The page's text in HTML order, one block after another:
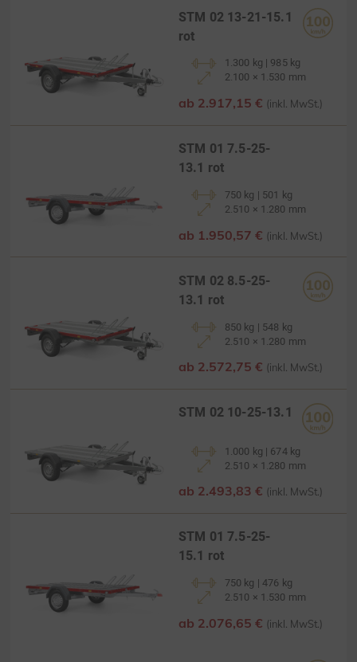
STM 02 13-21-15.1
rot
1.300 kg | 985 kg
2.100 × 1.530 mm
ab 2.917,15 € (inkl. MwSt.)
STM 01 7.5-25-
13.1 rot
750 kg | 501 kg
2.510 × 1.280 mm
ab 1.950,57 € (inkl. MwSt.)
STM 02 8.5-25-
13.1 rot
850 kg | 548 kg
2.510 × 1.280 mm
ab 2.572,75 € (inkl. MwSt.)
STM 02 10-25-13.1
1.000 kg | 674 kg
2.510 × 1.280 mm
ab 2.493,83 € (inkl. MwSt.)
STM 01 7.5-25-
15.1 rot
750 kg | 476 kg
2.510 × 1.530 mm
ab 2.076,65 € (inkl. MwSt.)